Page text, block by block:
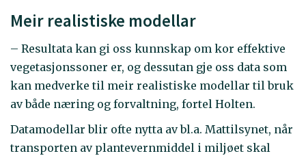
Meir realistiske modellar
– Resultata kan gi oss kunnskap om kor effektive
vegetasjonssoner er, og dessutan gje oss data som
kan medverke til meir realistiske modellar til bruk
av både næring og forvaltning, fortel Holten.
Datamodellar blir ofte nytta av bl.a. Mattilsynet, når
transporten av plantevernmiddel i miljøet skal